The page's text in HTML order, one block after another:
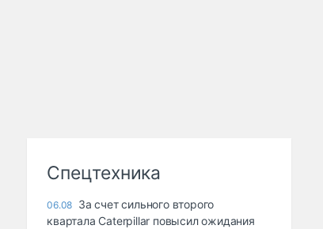
Спецтехника
06.08 За счет сильного второго
квартала Caterpillar повысил ожидания